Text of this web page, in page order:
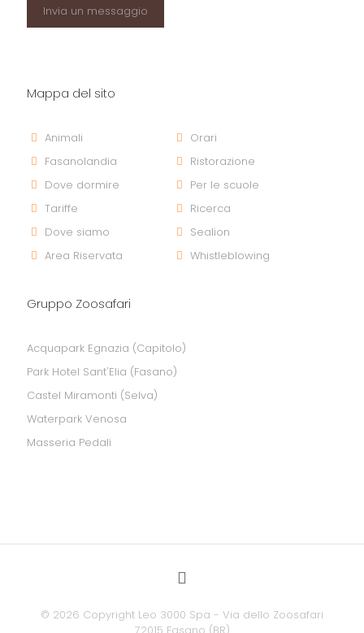
Invia un messaggio
Mappa del sito
Animali
Fasanolandia
Dove dormire
Tariffe
Dove siamo
Area Riservata
Orari
Ristorazione
Per le scuole
Ricerca
Sealion
Whistleblowing
Gruppo Zoosafari
Acquapark Egnazia (Capitolo)
Park Hotel Sant'Elia (Fasano)
Castel Miramonti (Selva)
Waterpark Venosa
Masseria Pedali
© 2026 Copyright Leo 3000 Spa - Via dello Zoosafari